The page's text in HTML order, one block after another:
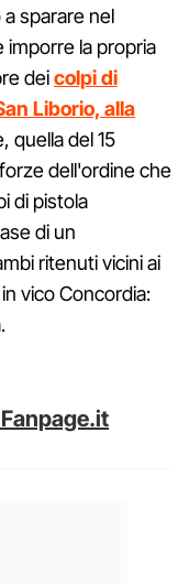
sparare nel
imporre la propria
deicolpi di
Liborio, alla
quella del 15
dell'ordine che
di pistola
di un
ritenuti vicini ai
vico Concordia: